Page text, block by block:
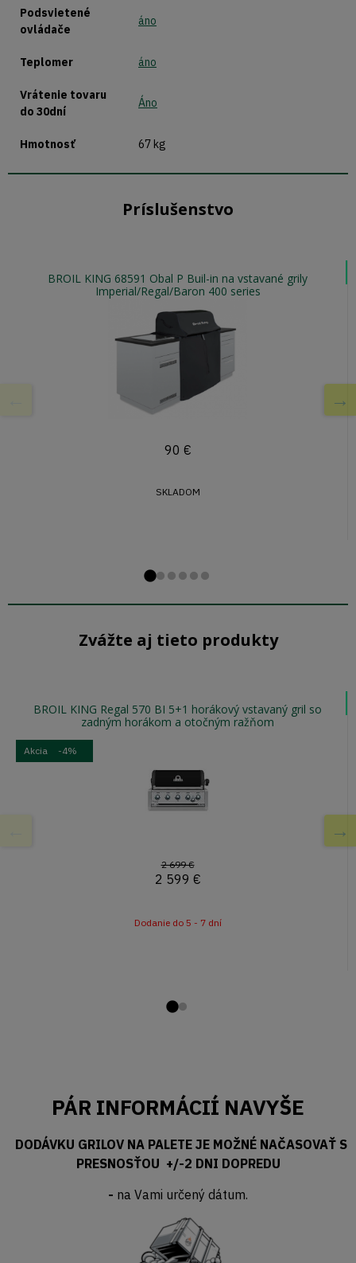
Podsvietené
ovládače
áno
Teplomer áno
Vrátenie tovaru
do 30dní
Áno
Hmotnosť 67 kg
Príslušenstvo
BROIL KING 68591 Obal P Buil-in na vstavané grily
Imperial/Regal/Baron 400 series
90 €
SKLADOM
Prejsďż˝ na
Prejsďż˝ na
Prejsďż˝ na
Prejsďż˝ na
Prejsďż˝ na
Prejsďż˝ na
Zvážte aj tieto produkty
BROIL KING Regal 570 BI 5+1 horákový vstavaný gril so
zadným horákom a otočným ražňom
Akcia -4%
2 699 €
2 599 €
Dodanie do 5 - 7 dní
Prejsďż˝ na
Prejsďż˝ na
PÁR INFORMÁCIÍ NAVYŠE
DODÁVKU GRILOV NA PALETE JE MOŽNÉ NAČASOVAŤ S
PRESNOSŤOU +/-2 DNI DOPREDU
- na Vami určený dátum.